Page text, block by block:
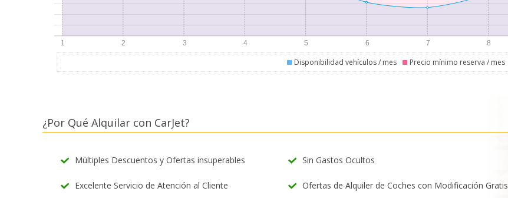
Disponibilidad vehículos / mes Precio mínimo reserva / mes
¿Por Qué Alquilar con CarJet?
Múltiples Descuentos y Ofertas insuperables Sin Gastos Ocultos
Excelente Servicio de Atención al Cliente Ofertas de Alquiler de Coches con Modificación Gratis